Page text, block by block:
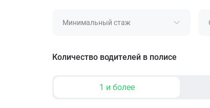
Минимальный стаж
Количество водителей в полисе
1 и более